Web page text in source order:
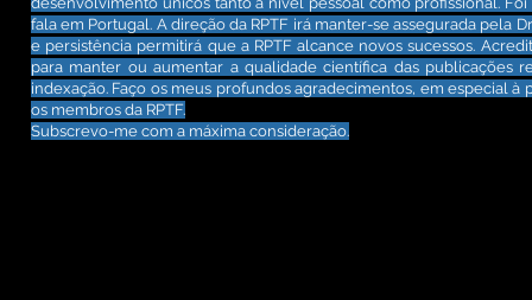
fala em Portugal. A direção da RPTF irá manter-se assegurada pela
e persistência permitirá que a RPTF alcance novos sucessos.
para manter ou aumentar a qualidade científica das publicações
indexação. Faço os meus profundos agradecimentos, em especial à
os membros da RPTF.
Subscrevo-me com a máxima consideração.